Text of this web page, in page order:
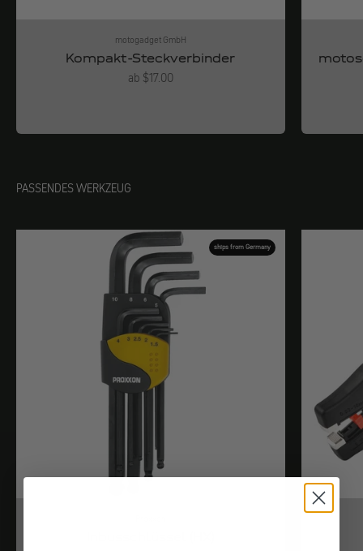
motogadget GmbH
Kompakt-Steckverbinder
Angebot
ab $17.00
PASSENDES WERKZEUG
ships from Germany